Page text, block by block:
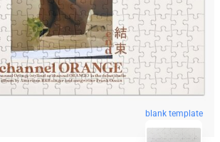
blank template